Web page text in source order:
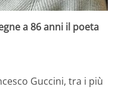
a 86 anni il poeta
Guccini, tra i più